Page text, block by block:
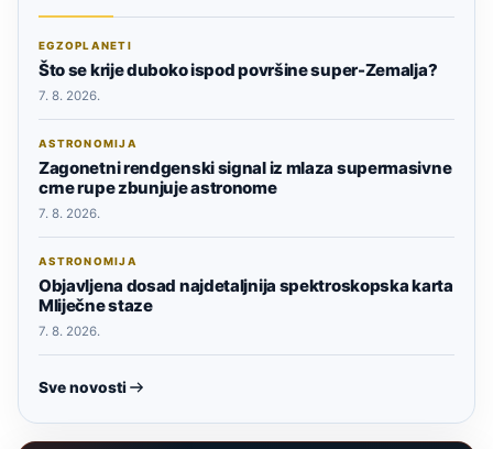
EGZOPLANETI
Što se krije duboko ispod površine super-Zemalja?
7. 8. 2026.
ASTRONOMIJA
Zagonetni rendgenski signal iz mlaza supermasivne
crne rupe zbunjuje astronome
7. 8. 2026.
ASTRONOMIJA
Objavljena dosad najdetaljnija spektroskopska karta
Mliječne staze
7. 8. 2026.
Sve novosti